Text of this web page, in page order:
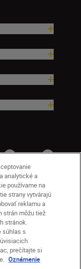
údajov
analytické a
používame na
strany vytvárajú
reklamu a
strán môžu tiež
stránok.
súhlas s
prečítajte si
Oznámenie